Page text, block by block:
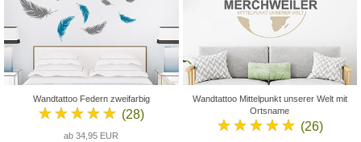
Wandtattoo Federn zweifarbig
★★★★★ (28)
ab 34,95 EUR
Wandtattoo Mittelpunkt unserer Welt mit
Ortsname
★★★★★ (26)